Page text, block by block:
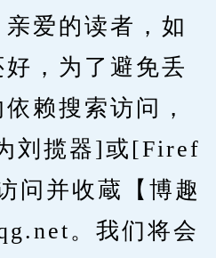
爱的读者，如
，为了避免丢
赖搜索访问，
刘揽器]或[Firef
问并收蔵【博趣
。我们将会